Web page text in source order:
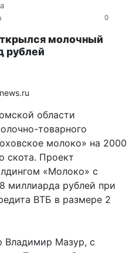
0
молочный
рублей
области
товарного
молоко» на 2000
скота. Проект
«Молоко» с
миллиарда рублей при
ВТБ в размере 2
Владимир Мазур, с